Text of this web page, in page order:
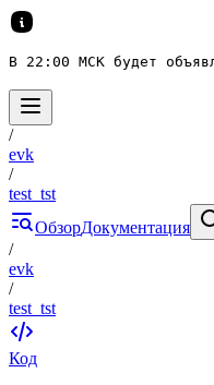
В 22:00 МСК будет
/
evk
/
test_tst
ОбзорДокументация
/
evk
/
test_tst
Код